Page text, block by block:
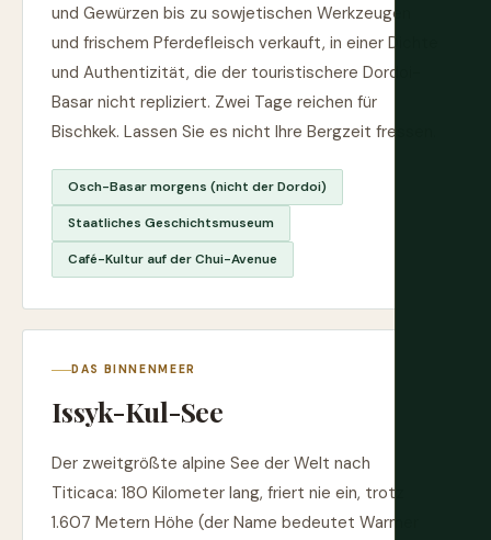
und Gewürzen bis zu sowjetischen Werkzeugen
und frischem Pferdefleisch verkauft, in einer Dichte
und Authentizität, die der touristischere Dordoi-
Basar nicht repliziert. Zwei Tage reichen für
Bischkek. Lassen Sie es nicht Ihre Bergzeit fressen.
Osch-Basar morgens (nicht der Dordoi)
Staatliches Geschichtsmuseum
Café-Kultur auf der Chui-Avenue
DAS BINNENMEER
Issyk-Kul-See
Der zweitgrößte alpine See der Welt nach
Titicaca: 180 Kilometer lang, friert nie ein, trotz
1.607 Metern Höhe (der Name bedeutet Warmer